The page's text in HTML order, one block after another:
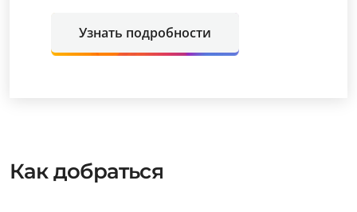
Узнать подробности
Как добраться